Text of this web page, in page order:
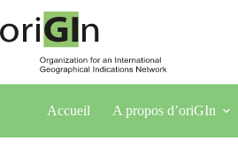
Accueil A propos d’oriGIn